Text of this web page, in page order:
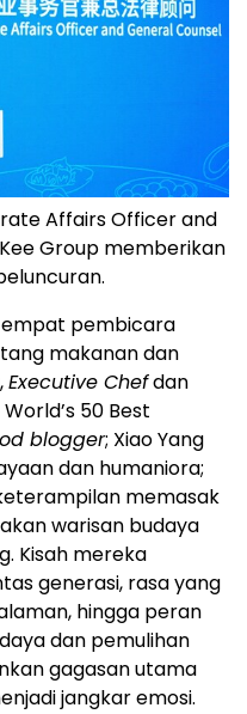
Affairs Officer and
Group memberikan
empat pembicara
makanan dan
Executive Chefdan
50 Best
blogger; Xiao Yang
dan humaniora;
memasak
warisan budaya
Kisah mereka
generasi, rasa yang
hingga peran
dan pemulihan
gagasan utama
jangkar emosi.